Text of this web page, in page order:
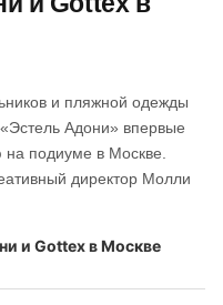
и пляжной одежды
Адони» впервые
подиуме в Москве.
директор Молли